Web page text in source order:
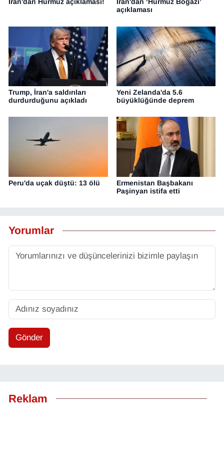
açıklaması
Trump, İran'a saldırıları
durdurduğunu açıkladı
Yeni Zelanda'da 5.6
büyüklüğünde deprem
Peru'da uçak düştü: 13 ölü
Ermenistan Başbakanı
Paşinyan istifa etti
Yorumlar
Gönder
Reklam